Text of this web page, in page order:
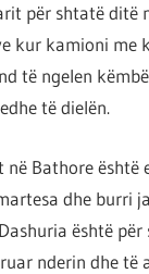
për shtatë ditë
kur kamioni me
të ngelen
të dielën.
në Bathore është
dhe burri
është
nderin dhe të